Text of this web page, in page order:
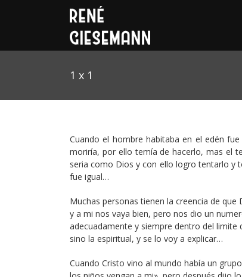
1 x 1
Cuando el hombre habitaba en el edén
moriría, por ello temía de hacerlo, mas el
seria como Dios y con ello logro tentarlo y
fue igual…
Muchas personas tienen la creencia de
y a mi nos vaya bien, pero nos dio un
adecuadamente y siempre dentro del
sino la espiritual, y se lo voy a explicar…
Cuando Cristo vino al mundo había un